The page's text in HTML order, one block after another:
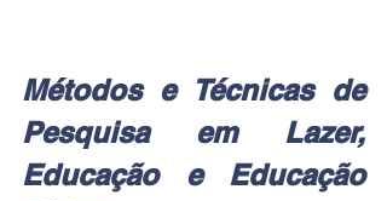
Métodos e Técnicas de
Pesquisa em Lazer,
Educação e Educação